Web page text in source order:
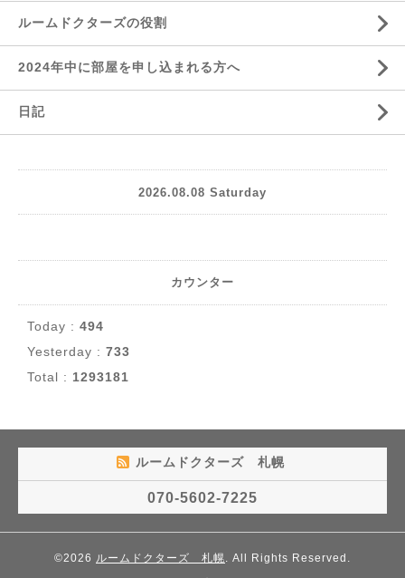
ルームドクターズの役割
2024年中に部屋を申し込まれる方へ
日記
2026.08.08 Saturday
カウンター
Today : 494
Yesterday : 733
Total : 1293181
ルームドクターズ 札幌
070-5602-7225
©2026 ルームドクターズ 札幌. All Rights Reserved.